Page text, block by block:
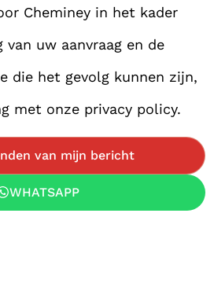
Cheminey in het kader
van uw aanvraag en de
die het gevolg kunnen zijn,
met onze privacy policy.
van mijn bericht
WHATSAPP